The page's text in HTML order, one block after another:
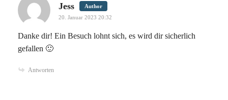
Jess Author says:
20. Januar 2023 20:32
Danke dir! Ein Besuch lohnt sich, es wird dir sicherlich
gefallen 🙂
Antworten